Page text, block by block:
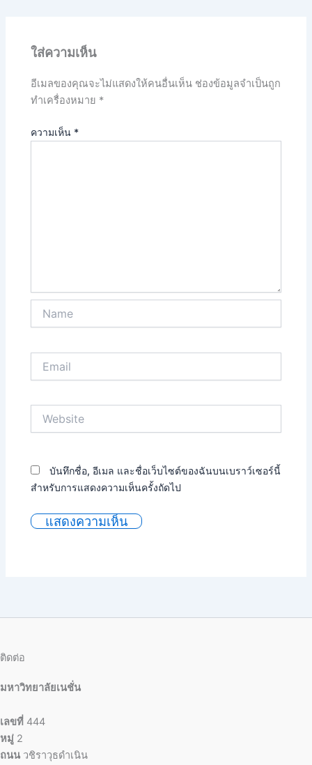
ใส่ความเห็น
อีเมลของคุณจะไม่แสดงให้คนอื่นเห็น ช่องข้อมูลจำเป็นถูก
ทำเครื่องหมาย *
ความเห็น *
บันทึกชื่อ, อีเมล และชื่อเว็บไซต์ของฉันบนเบราว์เซอร์นี้
สำหรับการแสดงความเห็นครั้งถัดไป
ติดต่อ
มหาวิทยาลัยเนชั่น
เลขที่ 444
หมู่ 2
ถนน วชิราวุธดำเนิน